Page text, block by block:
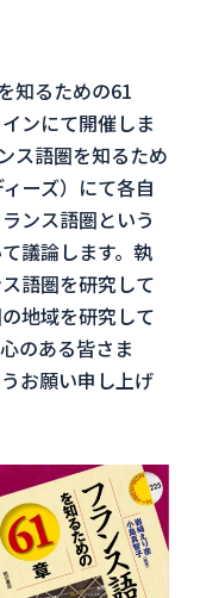
知るための61
ンにて開催しま
ス語圏を知るため
ーズ）にて各自
ンス語圏という
議論します。執
語圏を研究して
地域を研究して
のある皆さま
お願い申し上げ